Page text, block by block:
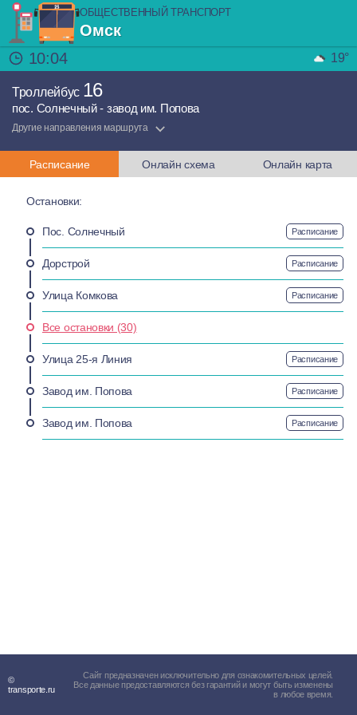
ОБЩЕСТВЕННЫЙ ТРАНСПОРТ
Омск
10:04
19°
Троллейбус 16
пос. Солнечный - завод им. Попова
Другие направления маршрута
Расписание Онлайн схема Онлайн карта
Остановки:
Пос. Солнечный Расписание
Дорстрой Расписание
Улица Комкова Расписание
Все остановки (30)
Улица 25-я Линия Расписание
Завод им. Попова Расписание
Завод им. Попова Расписание
©
transporte.ru
Сайт предназначен исключительно для ознакомительных целей.
Все данные предоставляются без гарантий и могут быть изменены
в любое время.